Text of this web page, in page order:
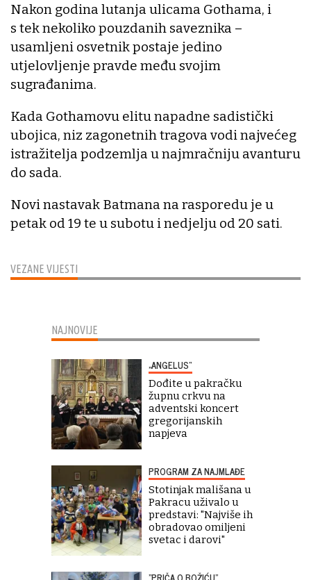
VEZANE VIJESTI
Nakon godina lutanja ulicama Gothama, i
s tek nekoliko pouzdanih saveznika –
usamljeni osvetnik postaje jedino
utjelovljenje pravde među svojim
sugrađanima.
Kada Gothamovu elitu napadne sadistički
ubojica, niz zagonetnih tragova vodi najvećeg
istražitelja podzemlja u najmračniju avanturu
do sada.
Novi nastavak Batmana na rasporedu je u
petak od 19 te u subotu i nedjelju od 20 sati.
NAJNOVIJE
„ANGELUS“
Dođite u pakračku
župnu crkvu na
adventski koncert
gregorijanskih
napjeva
PROGRAM ZA NAJMLAĐE
Stotinjak mališana u
Pakracu uživalo u
predstavi: "Najviše ih
obradovao omiljeni
svetac i darovi"